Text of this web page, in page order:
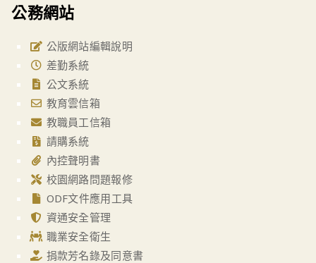
公務網站
公版網站編輯說明
差勤系統
公文系統
教育雲信箱
教職員工信箱
請購系統
內控聲明書
校園網路問題報修
ODF文件應用工具
資通安全管理
職業安全衛生
捐款芳名錄及同意書